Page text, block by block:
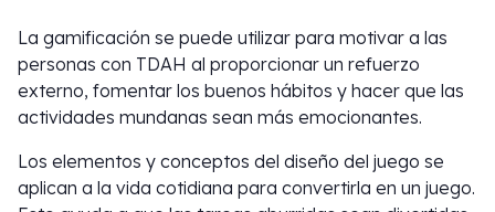
La gamificación se puede utilizar para motivar a las
personas con TDAH al proporcionar un refuerzo
externo, fomentar los buenos hábitos y hacer que las
actividades mundanas sean más emocionantes.
Los elementos y conceptos del diseño del juego se
aplican a la vida cotidiana para convertirla en un juego.